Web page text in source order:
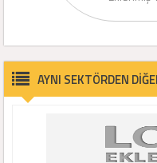
AYNI SEKTÖRDEN